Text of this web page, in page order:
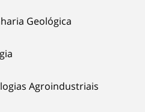
Geológica
Agroindustriais